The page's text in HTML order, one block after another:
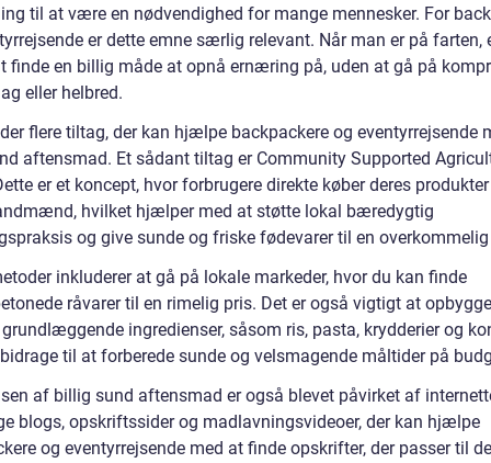
til at være en nødvendighed for mange mennesker. For
er dette emne særlig relevant. Når man er på farten,
finde en billig måde at opnå ernæring på, uden at gå på
eller helbred.
flere tiltag, der kan hjælpe backpackere og eventyrrejsende
aftensmad. Et sådant tiltag er Community Supported
er et koncept, hvor forbrugere direkte køber deres
hvilket hjælper med at støtte lokal bæredygtig
og give sunde og friske fødevarer til en
inkluderer at gå på lokale markeder, hvor du kan finde
råvarer til en rimelig pris. Det er også vigtigt at
ingredienser, såsom ris, pasta, krydderier og
til at forberede sunde og velsmagende måltider på
af billig sund aftensmad er også blevet påvirket af
blogs, opskriftssider og madlavningsvideoer, der kan hjælpe
og eventyrrejsende med at finde opskrifter, der passer til